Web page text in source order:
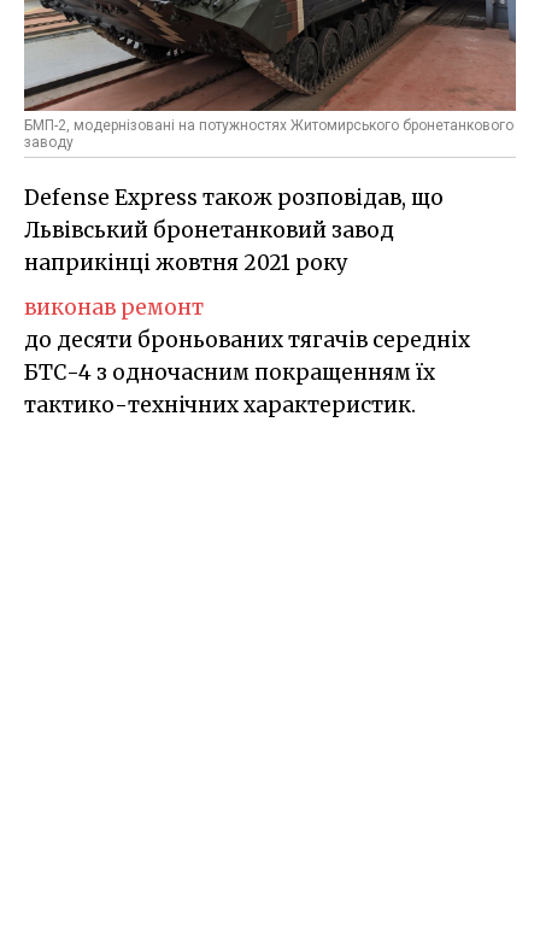
БМП-2, модернізовані на потужностях Житомирського бронетанкового
заводу
Defense Express також розповідав, що
Львівський бронетанковий завод
наприкінці жовтня 2021 року
виконав ремонт
до десяти броньованих тягачів середніх
БТС-4 з одночасним покращенням їх
тактико-технічних характеристик.